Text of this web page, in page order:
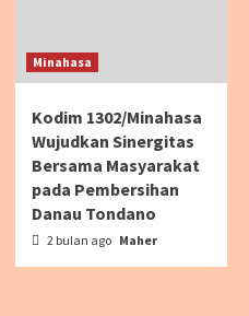
Minahasa
Kodim 1302/Minahasa
Wujudkan Sinergitas
Bersama Masyarakat
pada Pembersihan
Danau Tondano
2 bulan ago Maher